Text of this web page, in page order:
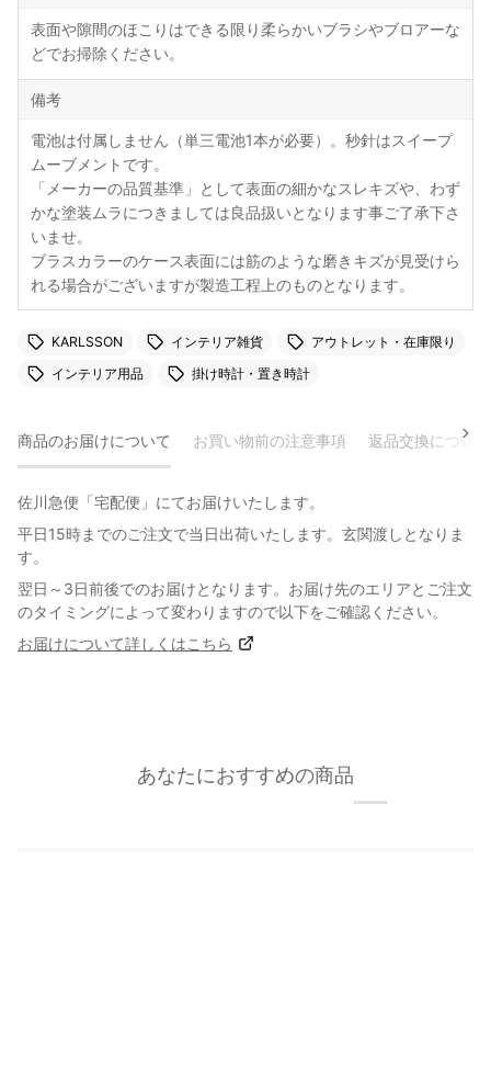
表面や隙間のほこりはできる限り柔らかいブラシやブロアーな
どでお掃除ください。
備考
電池は付属しません（単三電池1本が必要）。秒針はスイープ
ムーブメントです。
「メーカーの品質基準」として表面の細かなスレキズや、わず
かな塗装ムラにつきましては良品扱いとなります事ご了承下さ
いませ。
ブラスカラーのケース表面には筋のような磨きキズが見受けら
れる場合がございますが製造工程上のものとなります。
KARLSSON インテリア雑貨
アウトレット・在庫限り
インテリア用品
掛け時計・置き時計
商品のお届けについて お買い物前の注意事項 返品交換について
佐川急便「宅配便」にてお届けいたします。
平日15時までのご注文で当日出荷いたします。玄関渡しとなりま
す。
翌日～3日前後でのお届けとなります。お届け先のエリアとご注文
のタイミングによって変わりますので以下をご確認ください。
お届けについて詳しくはこちら
あなたにおすすめの商品